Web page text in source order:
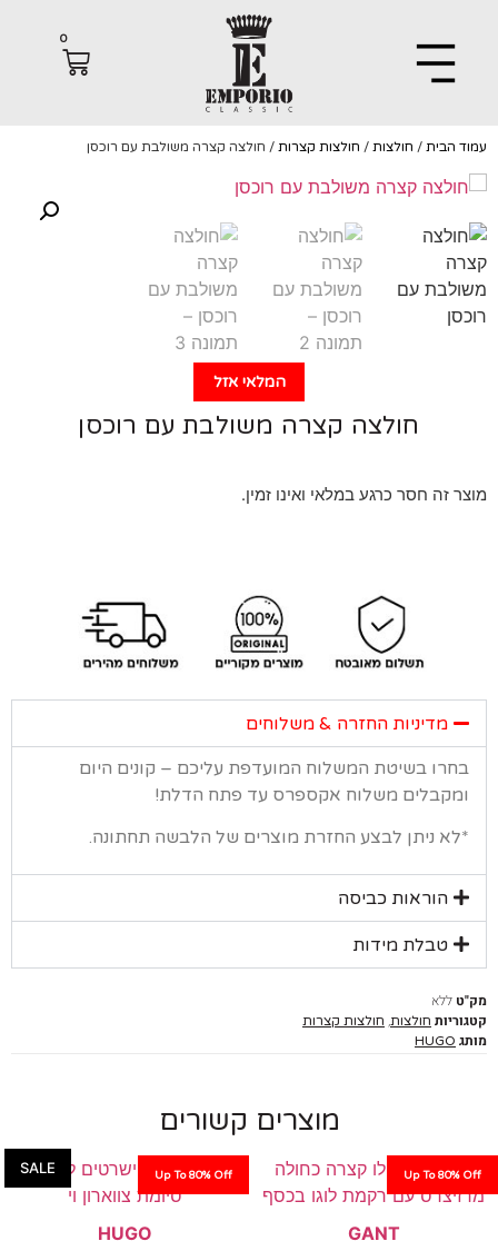
הבית/חולצות /חולצות קצרות / חולצה קצרה משולבת עם רוכסן
חולצה קצרה משולבת עם רוכסן
זה חסר כרגע במלאי ואינו זמין.
מדיניות החזרה & משלוחים
בשיטת המשלוח המועדפת עליכם – קונים היום
משלוח אקספרס עד פתח הדלת!
ניתן לבצע החזרת מוצרים של הלבשה תחתונה.
הוראות כביסה
טבלת מידות
ללא
חולצות ,חולצות קצרות
HUGO
המלאי אזל
מוצרים קשורים
Up To
GANT
SALE Up To 80% Off
HUGO